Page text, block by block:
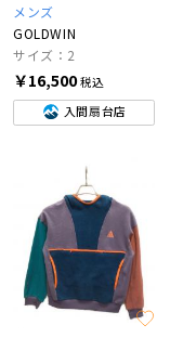
メンズ
GOLDWIN
サイズ：2
￥16,500税込
入間扇台店